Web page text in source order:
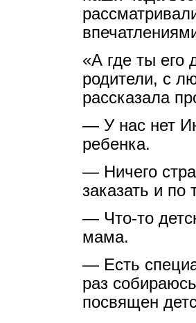
«А где ты
родители, с
рассказала
— У нас нет
ребенка.
— Ничего
заказать и по
— Что-то
мама.
— Есть
раз
посвящен